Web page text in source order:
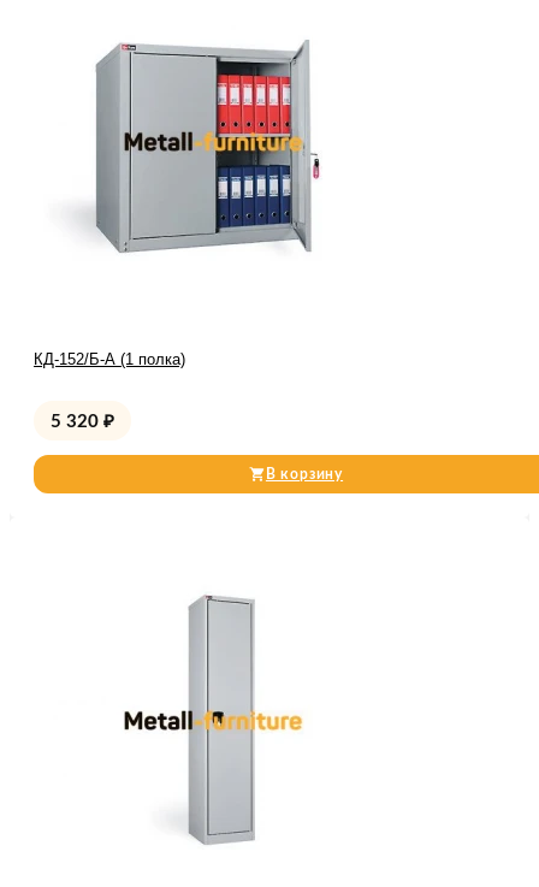
КД-152/Б-А (1 полка)
5 320 ₽
В корзину